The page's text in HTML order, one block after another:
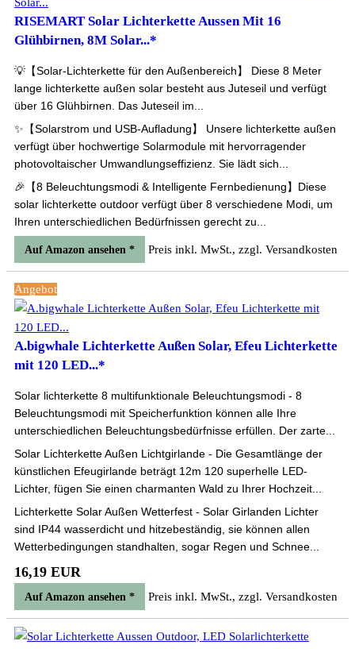
RISEMART Solar Lichterkette Aussen Mit 16
Glühbirnen, 8M Solar...*
💡【Solar-Lichterkette für den Außenbereich】 Diese 8 Meter
lange lichterkette außen solar besteht aus Juteseil und verfügt
über 16 Glühbirnen. Das Juteseil im...
✨【Solarstrom und USB-Aufladung】 Unsere lichterkette außen
verfügt über hochwertige Solarmodule mit hervorragender
photovoltaischer Umwandlungseffizienz. Sie lädt sich...
🎉【8 Beleuchtungsmodi & Intelligente Fernbedienung】Diese
solar lichterkette outdoor verfügt über 8 verschiedene Modi, um
Ihren unterschiedlichen Bedürfnissen gerecht zu...
Auf Amazon ansehen * Preis inkl. MwSt., zzgl. Versandkosten
Angebot
A.bigwhale Lichterkette Außen Solar, Efeu Lichterkette
mit 120 LED...*
Solar lichterkette 8 multifunktionale Beleuchtungsmodi - 8
Beleuchtungsmodi mit Speicherfunktion können alle Ihre
unterschiedlichen Beleuchtungsbedürfnisse erfüllen. Der zarte...
Solar Lichterkette Außen Lichtgirlande - Die Gesamtlänge der
künstlichen Efeugirlande beträgt 12m 120 superhelle LED-
Lichter, fügen Sie einen charmanten Wald zu Ihrer Hochzeit...
Lichterkette Solar Außen Wetterfest - Solar Girlanden Lichter
sind IP44 wasserdicht und hitzebeständig, sie können allen
Wetterbedingungen standhalten, sogar Regen und Schnee...
16,19 EUR
Auf Amazon ansehen * Preis inkl. MwSt., zzgl. Versandkosten